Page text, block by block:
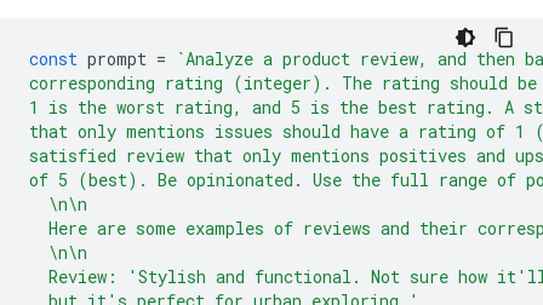
const prompt =
`Analyze a product review, and then
corresponding rating (integer). The rating should be
1 is the worst rating, and 5 is the best rating. A
that only mentions issues should have a rating of 1
satisfied review that only mentions positives and
of 5 (best). Be opinionated. Use the full range of
  \n\n
Here are some examples of reviews and their
  \n\n
Review: 'Stylish and functional. Not sure how